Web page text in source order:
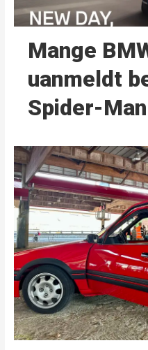
Mange
uanmeldt
Spider-Man